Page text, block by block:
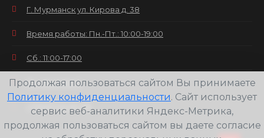
Г. Мурманск ул. Кирова д. 38
Время работы: Пн.-Пт.: 10:00-19:00
Сб.: 11:00-17:00
Вс.: выходной
+7(8152) 25-30-58
Продолжая пользоваться сайтом Вы принимаете
Политику конфиденциальности. Сайт использует
сервис веб-аналитики Яндекс-Метрика,
продолжая пользоваться сайтом вы даете согласие